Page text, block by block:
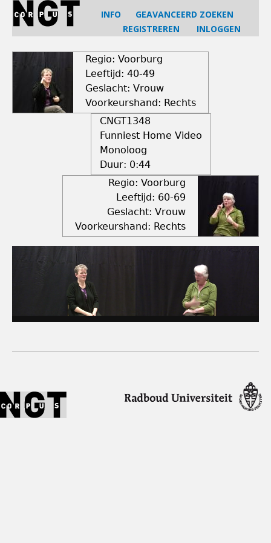
Jump
navigation
INFO
GEAVANCEERD ZOEKEN
REGISTREREN
INLOGGEN
Regio: Voorburg
Leeftijd: 40-49
Geslacht: Vrouw
Voorkeurshand: Rechts
CNGT1348
Funniest Home Video
Monoloog
Duur: 0:44
Regio: Voorburg
Leeftijd: 60-69
Geslacht: Vrouw
Voorkeurshand: Rechts